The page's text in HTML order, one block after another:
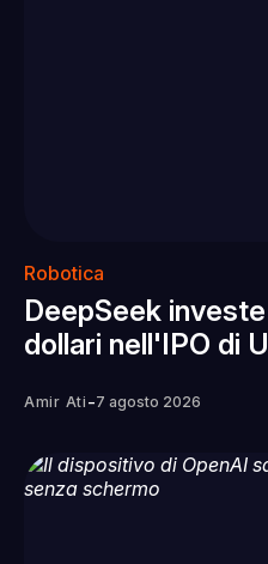
Robotica
DeepSeek
dollari nell'IPO di
Amir Ati -7 agosto 2026